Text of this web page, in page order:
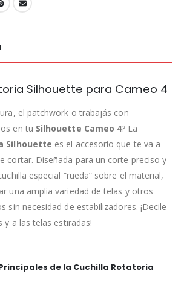
Silhouette para Cameo 4
el patchwork o trabajás con
en tu Silhouette Cameo 4? La
Silhouette es el accesorio que te va a
cortar. Diseñada para un corte preciso y
especial “rueda” sobre el material,
una amplia variedad de telas y otros
sin necesidad de estabilizadores. ¡Decile
y a las telas estiradas!
de la Cuchilla Rotatoria